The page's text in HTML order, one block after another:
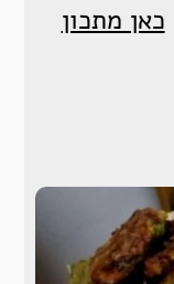
כאן מתכון